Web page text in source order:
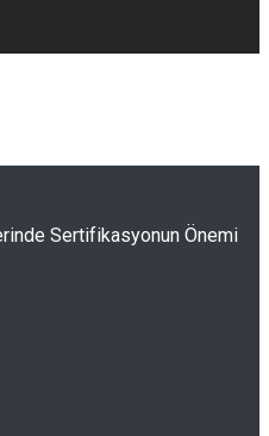
Sertifikasyonun Önemi